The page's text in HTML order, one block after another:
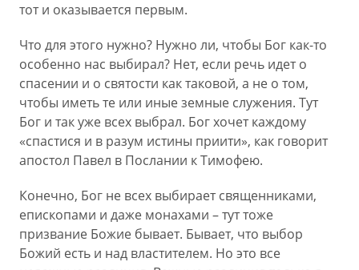
тот и оказывается первым.
Что для этого нужно? Нужно ли, чтобы Бог как-то
особенно нас выбирал? Нет, если речь идет о
спасении и о святости как таковой, а не о том,
чтобы иметь те или иные земные служения. Тут
Бог и так уже всех выбрал. Бог хочет каждому
«спастися и в разум истины приити», как говорит
апостол Павел в Послании к Тимофею.
Конечно, Бог не всех выбирает священниками,
епископами и даже монахами – тут тоже
призвание Божие бывает. Бывает, что выбор
Божий есть и над властителем. Но это все